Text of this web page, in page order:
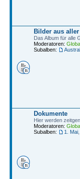
Bilder aus aller
Das Album für alle
Moderatoren:
Subalben:
Dokumente
Hier werden
Moderatoren:
Subalben:
1. Mai